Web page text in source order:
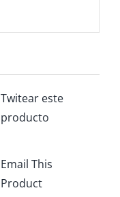
Twitear este
producto
Email This
Product